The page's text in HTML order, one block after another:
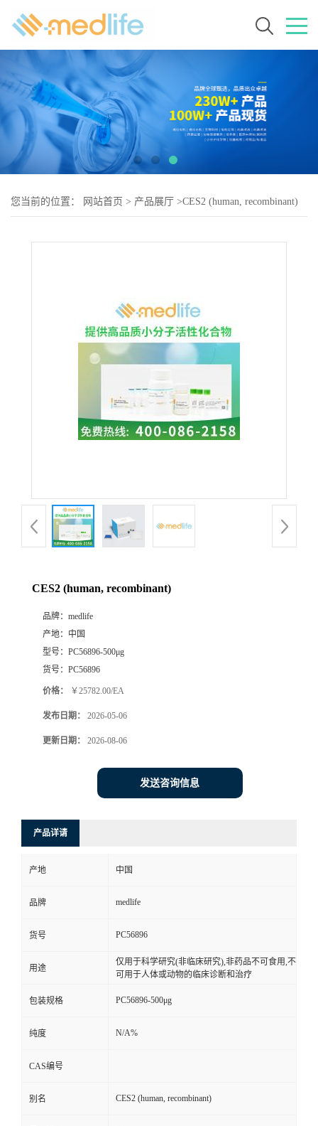
您当前的位置： 网站首页 > 产品展厅 >CES2 (human, recombinant)
CES2 (human, recombinant)
品牌： medlife
产地： 中国
型号： PC56896-500μg
货号： PC56896
价格： ￥25782.00/EA
发布日期： 2026-05-06
更新日期： 2026-08-06
发送咨询信息
产品详请
产地 中国
品牌 medlife
货号 PC56896
用途
仅用于科学研究(非临床研究),非药品不可食用,不
可用于人体或动物的临床诊断和治疗
包装规格 PC56896-500μg
纯度 N/A%
CAS编号
别名 CES2 (human, recombinant)